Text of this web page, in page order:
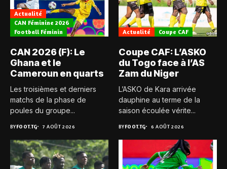
Actualité
CAN Féminine 2026
Football Féminin
CAN 2026 (F): Le
Ghana et le
Cameroun en quarts
Les troisièmes et derniers
matchs de la phase de
poules du groupe...
BYFOOT.TG 7 AOÛT 2026
Actualité Coupe CAF
Coupe CAF: L’ASKO
du Togo face à l’AS
Zam du Niger
L’ASKO de Kara arrivée
dauphine au terme de la
saison écoulée vérite...
BYFOOT.TG 6 AOÛT 2026